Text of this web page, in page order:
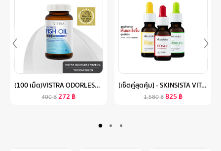
(100 เม็ด)VISTRA ODORLESS FISH OIL 1000 MG (BOT- 100 CAPS) วิสทร้า โอเดอร์เลส ฟิชออยด์ 1000 มก. สูตรใหม่ กลิ่นมินต์ (ขวดใหญ่ บรรจุ 100 เม็ด/ขวด)
400฿272฿
[เซ็ตคู่สุดคุ้ม] - SKINSISTA VITAMIN SERIES+ BOOSTER บูสเตอร์เซรั่มเคลียร์สิว ผิวสว่าง เรียบเนียน 20ML. คละสูตรได้
1,580฿825 ฿